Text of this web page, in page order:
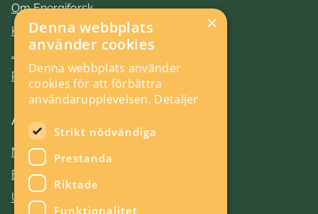
Om Energiforsk
Kontakt
Jobba hos oss
Press
Aktuellt
Nyheter
Evenemang
Utlysningar
×
Denna webbplats
använder cookies
Denna webbplats använder
cookies för att förbättra
användarupplevelsen. Detaljer
Strikt nödvändiga
Prestanda
Riktade
Funktionalitet